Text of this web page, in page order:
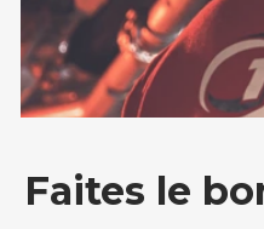
Faites le